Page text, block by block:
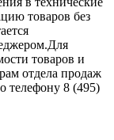
товаров без
товаров и
отдела продаж
телефону 8 (495)